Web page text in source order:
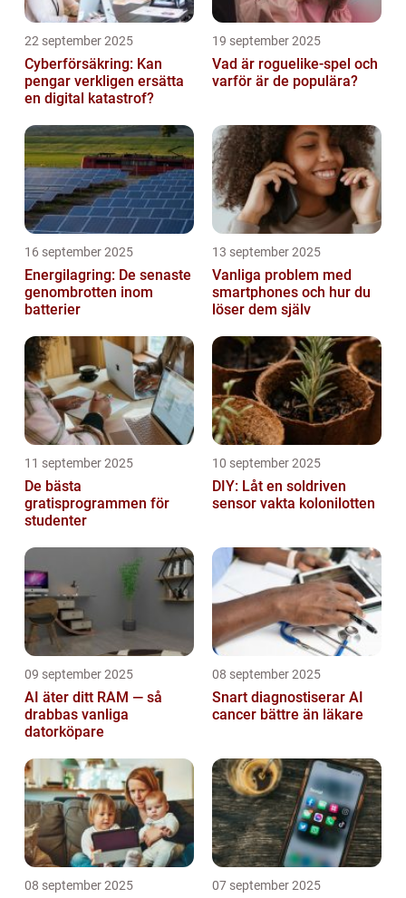
22 september 2025
Cyberförsäkring: Kan
pengar verkligen ersätta
en digital katastrof?
19 september 2025
Vad är roguelike-spel och
varför är de populära?
16 september 2025
Energilagring: De senaste
genombrotten inom
batterier
13 september 2025
Vanliga problem med
smartphones och hur du
löser dem själv
11 september 2025
De bästa
gratisprogrammen för
studenter
10 september 2025
DIY: Låt en soldriven
sensor vakta kolonilotten
09 september 2025
AI äter ditt RAM — så
drabbas vanliga
datorköpare
08 september 2025
Snart diagnostiserar AI
cancer bättre än läkare
08 september 2025 07 september 2025